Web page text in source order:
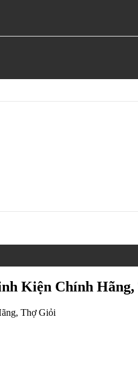
Kiện Chính
Thợ Giỏi